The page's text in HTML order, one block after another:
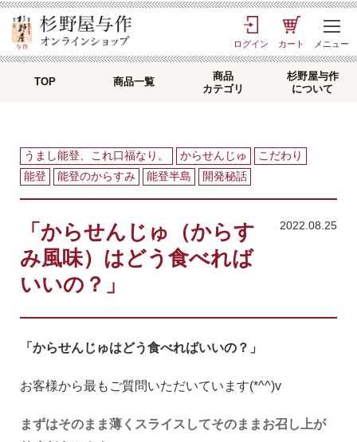
ログイン カート メニュー
TOP 商品一覧
商品
カテゴリ
杉野屋与作
について
TOP > 口福日記> 「からせんじゅ（からすみ風味）はどう食べればいい
の？」
うまし能登、これ口福なり。 からせんじゅ
こだわり
能登
能登のからすみ 能登半島 開発秘話
「からせんじゅ（からす
み風味）はどう食べれば
いいの？」
2022.08.25
「からせんじゅはどう食べればいいの？」
お客様から最もご質問いただいています(*^^)v
まずはそのまま薄くスライスしてそのままお召し上が